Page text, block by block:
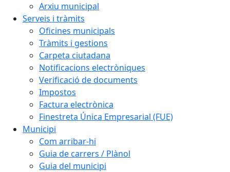
Arxiu municipal
Serveis i tràmits
Oficines municipals
Tràmits i gestions
Carpeta ciutadana
Notificacions electròniques
Verificació de documents
Impostos
Factura electrònica
Finestreta Única Empresarial (FUE)
Municipi
Com arribar-hi
Guia de carrers / Plànol
Guia del municipi